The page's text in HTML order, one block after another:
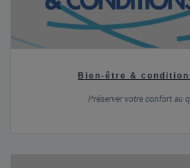
Bien-être &
Préserver votre confort au